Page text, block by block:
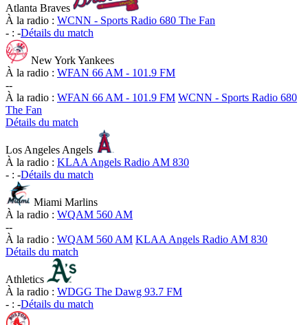
Atlanta Braves
À la radio : WCNN - Sports Radio 680 The Fan
- : -Détails du match
New York Yankees
À la radio : WFAN 66 AM - 101.9 FM
--
À la radio : WFAN 66 AM - 101.9 FM WCNN - Sports Radio 680
The Fan
Détails du match
Los Angeles Angels
À la radio : KLAA Angels Radio AM 830
- : -Détails du match
Miami Marlins
À la radio : WQAM 560 AM
--
À la radio : WQAM 560 AM KLAA Angels Radio AM 830
Détails du match
Athletics
À la radio : WDGG The Dawg 93.7 FM
- : -Détails du match